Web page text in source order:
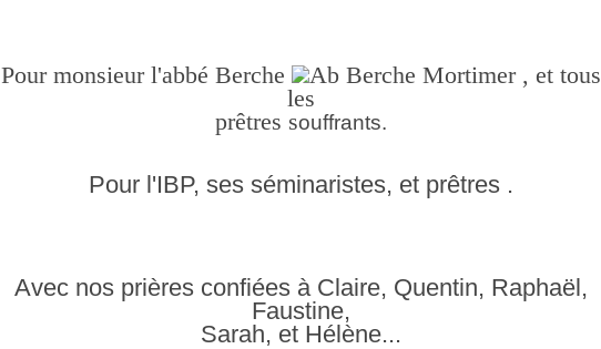
Pour monsieur l'abbé Berche
, et tous
les
prêtres souffrants.
Pour l'IBP, ses séminaristes, et prêtres .
Avec nos prières confiées à Claire, Quentin, Raphaël,
Faustine,
Sarah, et Hélène...